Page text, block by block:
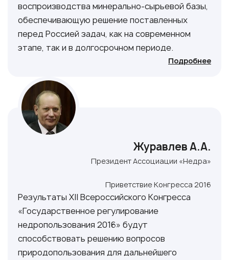
воспроизводства минерально-сырьевой базы,
обеспечивающую решение поставленных
перед Россией задач, как на современном
этапе, так и в долгосрочном периоде.
Подробнее
Журавлев А.А.
Президент Ассоциации «Недра»
Приветствие Конгресса 2016
Результаты XII Всероссийского Конгресса
«Государственное регулирование
недропользования 2016» будут
способствовать решению вопросов
природопользования для дальнейшего